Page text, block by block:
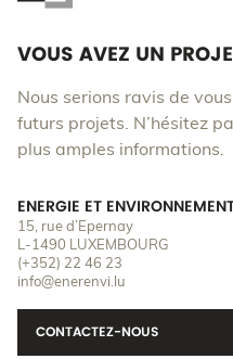
VOUS AVEZ UN
Nous serions ravis de
futurs projets. N’hésitez
plus amples informations.
ENERGIE ET
15, rue d’Epernay
L-1490 LUXEMBOURG
(+352) 22 46 23
info@enerenvi.lu
CONTACTEZ-NOUS